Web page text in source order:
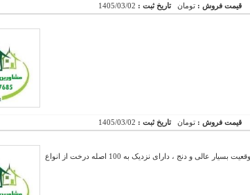
قیمت فروش : تومانتاریخ ثبت : 1405/03/02
قیمت فروش : تومانتاریخ ثبت : 1405/03/02
فروش یک قطعه زمین ویلایی در منطقه خوش آب و هوای اسپیران با موقعیت بسیار عالی و دنج ، دارای نزدیک به 100 اصله درخت از انواع